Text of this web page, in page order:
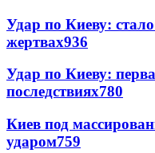
Удар по Киеву:
жертвах936
Удар по Киеву:
последствиях780
Киев под
ударом759